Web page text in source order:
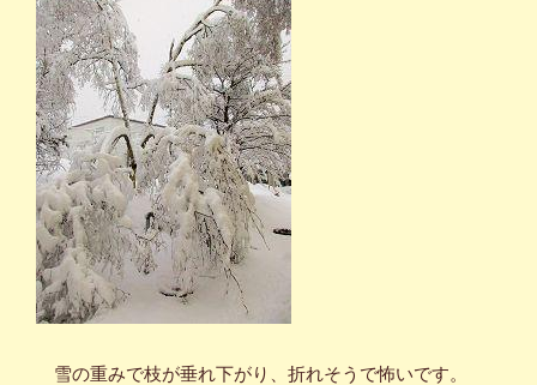
雪の重みで枝が垂れ下がり、折れそうで怖いです。